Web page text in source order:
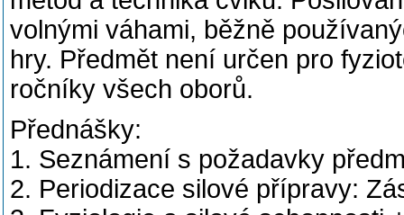
volnými váhami, běžně
hry. Předmět není určen pro
ročníky všech oborů.
Přednášky:
1. Seznámení s požadavky
2. Periodizace silové přípravy: